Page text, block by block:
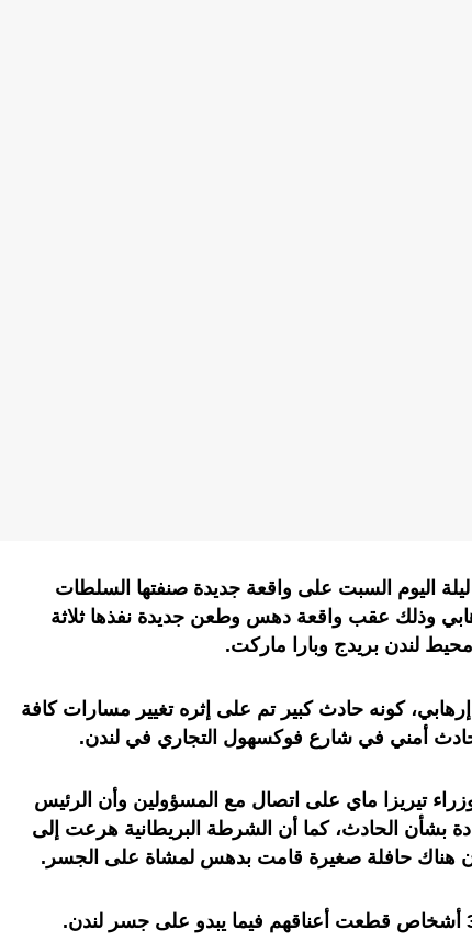
ليلة اليوم السبت على واقعة جديدة صنفتها السلطات
وذلك عقب واقعة دهس وطعن جديدة نفذها ثلاثة
لندن بريدج وبارا ماركت.
كونه حادث كبير تم على إثره تغيير مسارات كافة
أمني في شارع فوكسهول التجاري في لندن.
تيريزا ماي على اتصال مع المسؤولين وأن الرئيس
بشأن الحادث، كما أن الشرطة البريطانية هرعت إلى
هناك حافلة صغيرة قامت بدهس لمشاة على الجسر.